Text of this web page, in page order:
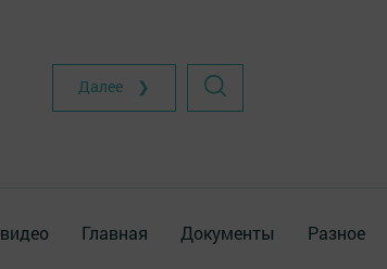
Далее ❯
Главная Документы Разное